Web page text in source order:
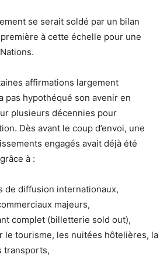
se serait soldé par un bilan
à cette échelle pour une
affirmations largement
pas hypothéqué son avenir en
plusieurs décennies pour
Dès avant le coup d’envoi, une
engagés avait déjà été
à :
de diffusion internationaux,
majeurs,
complet (billetterie sold out),
le tourisme, les nuitées hôtelières, la
transports,